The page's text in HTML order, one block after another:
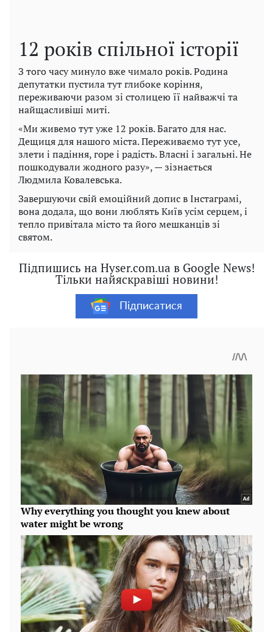
12 років спільної історії
З того часу минуло вже чимало років. Родина
депутатки пустила тут глибоке коріння,
переживаючи разом зі столицею її найважчі та
найщасливіші миті.
«Ми живемо тут уже 12 років. Багато для нас.
Дещиця для нашого міста. Переживаємо тут усе,
злети і падіння, горе і радість. Власні і загальні. Не
пошкодували жодного разу», — зізнається
Людмила Ковалевська.
Завершуючи свій емоційний допис в Інстаграмі,
вона додала, що вони люблять Київ усім серцем, і
тепло привітала місто та його мешканців зі
святом.
Підпишись на Hyser.com.ua в Google News!
Тільки найяскравіші новини!
Підписатися